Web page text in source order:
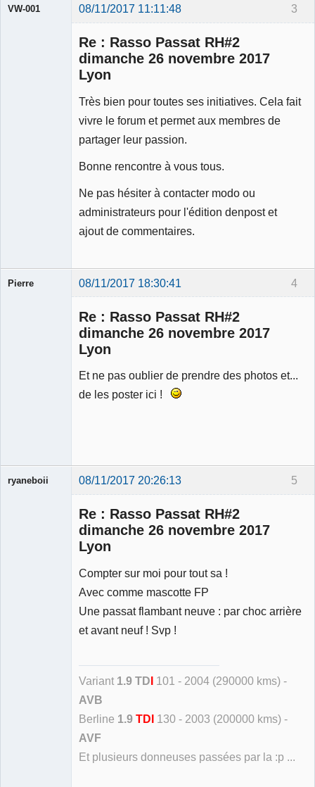
3
VW-001 08/11/2017 11:11:48
Re : Rasso Passat RH#2
dimanche 26 novembre 2017
Lyon
Très bien pour toutes ses initiatives. Cela fait
vivre le forum et permet aux membres de
partager leur passion.
Bonne rencontre à vous tous.
Ne pas hésiter à contacter modo ou
administrateurs pour l'édition denpost et
ajout de commentaires.
4
Pierre 08/11/2017 18:30:41
Re : Rasso Passat RH#2
dimanche 26 novembre 2017
Lyon
Et ne pas oublier de prendre des photos et...
de les poster ici !
5
ryaneboii 08/11/2017 20:26:13
Re : Rasso Passat RH#2
dimanche 26 novembre 2017
Lyon
Compter sur moi pour tout sa !
Avec comme mascotte FP
Une passat flambant neuve : par choc arrière
et avant neuf ! Svp !
Variant 1.9 TD 101 - 2004 (290000 kms) -
AVB
Berline 1.9 TDI 130 - 2003 (200000 kms) -
AVF
Et plusieurs donneuses passées par la :p ...